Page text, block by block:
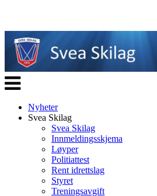
Veksle
navigasjon
Nyheter
Svea Skilag
Svea Skilag
Innmeldingsskjema
Løyper
Politiattest
Rent idrettslag
Styret
Treningsavgift